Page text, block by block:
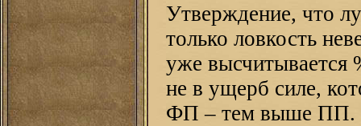
Утверждение, что
только ловкость
уже высчитывается
не в ущерб силе,
ФП – тем выше ПП.